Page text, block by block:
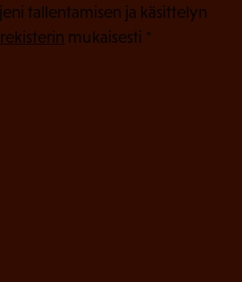
o
l
tallentamisen ja käsittelyn
mukaisesti *